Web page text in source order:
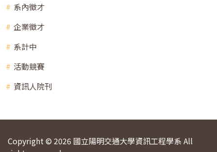
系內徵才
企業徵才
系計中
活動競賽
資訊人院刊
Copyright © 2026 國立陽明交通大學資訊工程學系 All